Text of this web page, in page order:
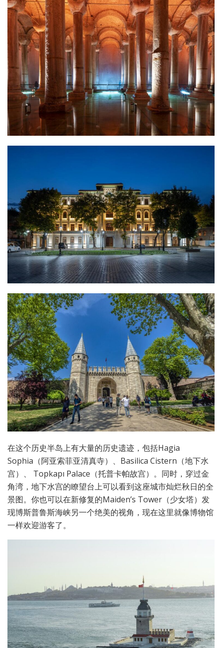
在这个历史半岛上有大量的历史遗迹，包括Hagia
Sophia（阿亚索菲亚清真寺）、Basilica Cistern（地下水
宫）、 Topkapı Palace（托普卡帕故宫）。同时，穿过金
角湾，地下水宫的瞭望台上可以看到这座城市灿烂秋日的全
景图。你也可以在新修复的Maiden’s Tower（少女塔）发
现博斯普鲁斯海峡另一个绝美的视角，现在这里就像博物馆
一样欢迎游客了。